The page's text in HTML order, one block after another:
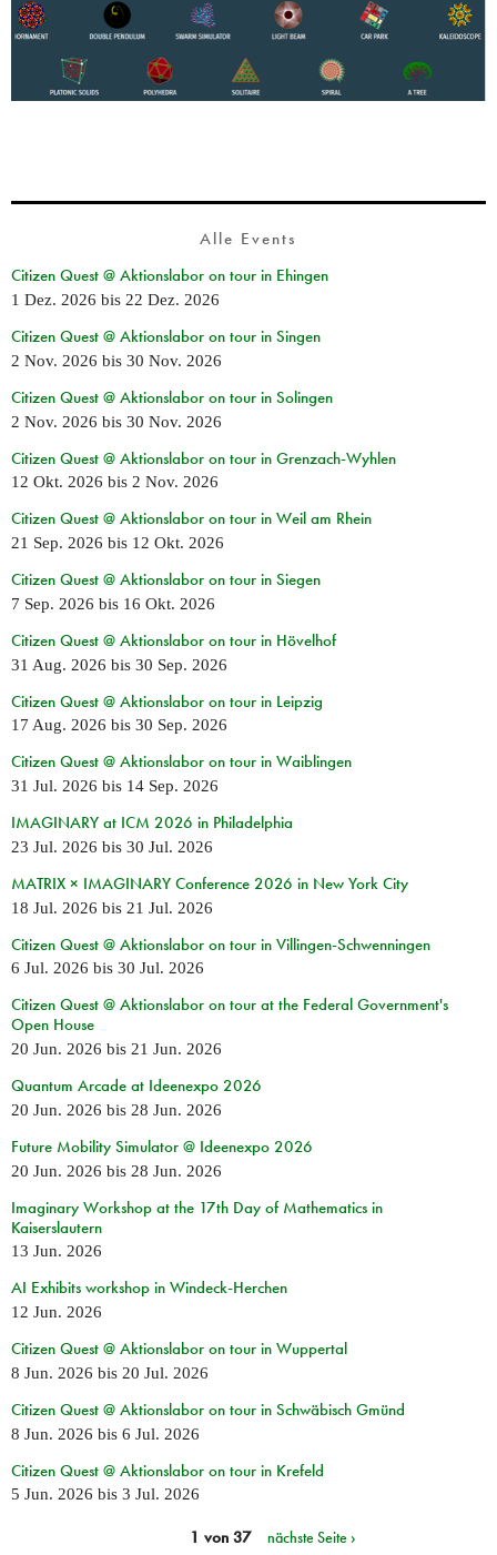
Alle Events
Citizen Quest @ Aktionslabor on tour in Ehingen
1 Dez. 2026 bis 22 Dez. 2026
Citizen Quest @ Aktionslabor on tour in Singen
2 Nov. 2026 bis 30 Nov. 2026
Citizen Quest @ Aktionslabor on tour in Solingen
2 Nov. 2026 bis 30 Nov. 2026
Citizen Quest @ Aktionslabor on tour in Grenzach-Wyhlen
12 Okt. 2026 bis 2 Nov. 2026
Citizen Quest @ Aktionslabor on tour in Weil am Rhein
21 Sep. 2026 bis 12 Okt. 2026
Citizen Quest @ Aktionslabor on tour in Siegen
7 Sep. 2026 bis 16 Okt. 2026
Citizen Quest @ Aktionslabor on tour in Hövelhof
31 Aug. 2026 bis 30 Sep. 2026
Citizen Quest @ Aktionslabor on tour in Leipzig
17 Aug. 2026 bis 30 Sep. 2026
Citizen Quest @ Aktionslabor on tour in Waiblingen
31 Jul. 2026 bis 14 Sep. 2026
IMAGINARY at ICM 2026 in Philadelphia
23 Jul. 2026 bis 30 Jul. 2026
MATRIX × IMAGINARY Conference 2026 in New York City
18 Jul. 2026 bis 21 Jul. 2026
Citizen Quest @ Aktionslabor on tour in Villingen-Schwenningen
6 Jul. 2026 bis 30 Jul. 2026
Citizen Quest @ Aktionslabor on tour at the Federal Government's
Open House
20 Jun. 2026 bis 21 Jun. 2026
Quantum Arcade at Ideenexpo 2026
20 Jun. 2026 bis 28 Jun. 2026
Future Mobility Simulator @ Ideenexpo 2026
20 Jun. 2026 bis 28 Jun. 2026
Imaginary Workshop at the 17th Day of Mathematics in
Kaiserslautern
13 Jun. 2026
AI Exhibits workshop in Windeck-Herchen
12 Jun. 2026
Citizen Quest @ Aktionslabor on tour in Wuppertal
8 Jun. 2026 bis 20 Jul. 2026
Citizen Quest @ Aktionslabor on tour in Schwäbisch Gmünd
8 Jun. 2026 bis 6 Jul. 2026
Citizen Quest @ Aktionslabor on tour in Krefeld
5 Jun. 2026 bis 3 Jul. 2026
1 von 37 nächste Seite ›